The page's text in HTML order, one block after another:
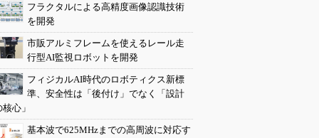
フラクタルによる高精度画像認識技術
を開発
市販アルミフレームを使えるレール走
行型AI監視ロボットを開発
フィジカルAI時代のロボティクス新標
準、安全性は「後付け」でなく「設計
心」
基本波で625MHzまでの高周波に対応す